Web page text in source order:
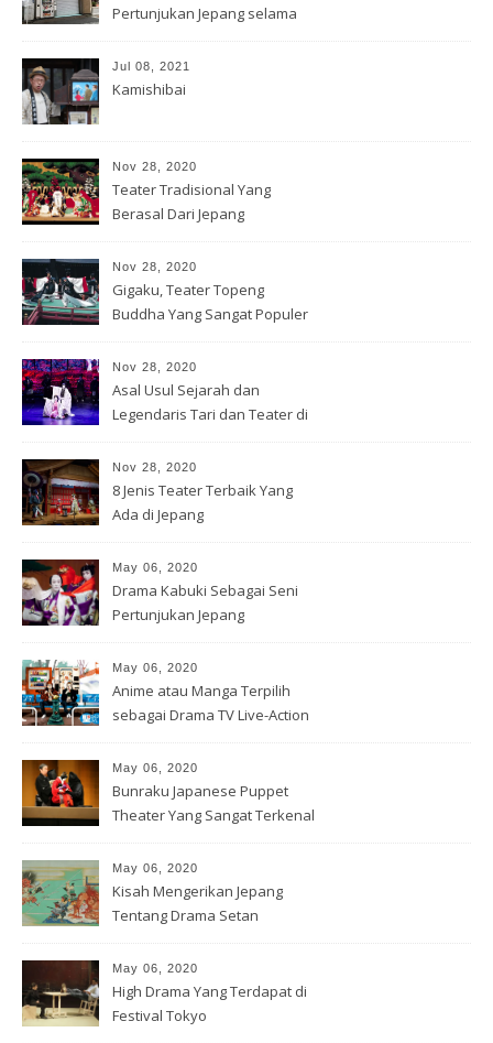
Pertunjukan Jepang selama
Jul 08, 2021
Kamishibai
Nov 28, 2020
Teater Tradisional Yang
Berasal Dari Jepang
Nov 28, 2020
Gigaku, Teater Topeng
Buddha Yang Sangat Populer
Nov 28, 2020
Asal Usul Sejarah dan
Legendaris Tari dan Teater di
Nov 28, 2020
8 Jenis Teater Terbaik Yang
Ada di Jepang
May 06, 2020
Drama Kabuki Sebagai Seni
Pertunjukan Jepang
May 06, 2020
Anime atau Manga Terpilih
sebagai Drama TV Live-Action
May 06, 2020
Bunraku Japanese Puppet
Theater Yang Sangat Terkenal
May 06, 2020
Kisah Mengerikan Jepang
Tentang Drama Setan
May 06, 2020
High Drama Yang Terdapat di
Festival Tokyo